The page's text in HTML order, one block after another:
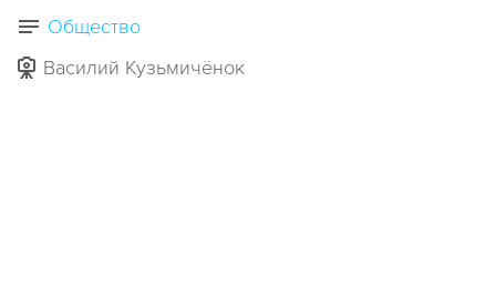
Общество
Василий Кузьмичёнок